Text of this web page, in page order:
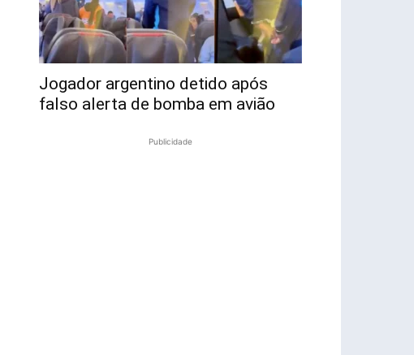
Jogador argentino detido após
falso alerta de bomba em avião
Publicidade